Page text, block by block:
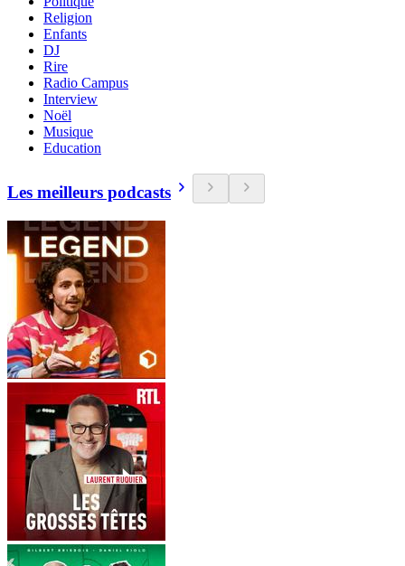
Religion
Enfants
DJ
Rire
Radio Campus
Interview
Noël
Musique
Education
Les meilleurs podcasts